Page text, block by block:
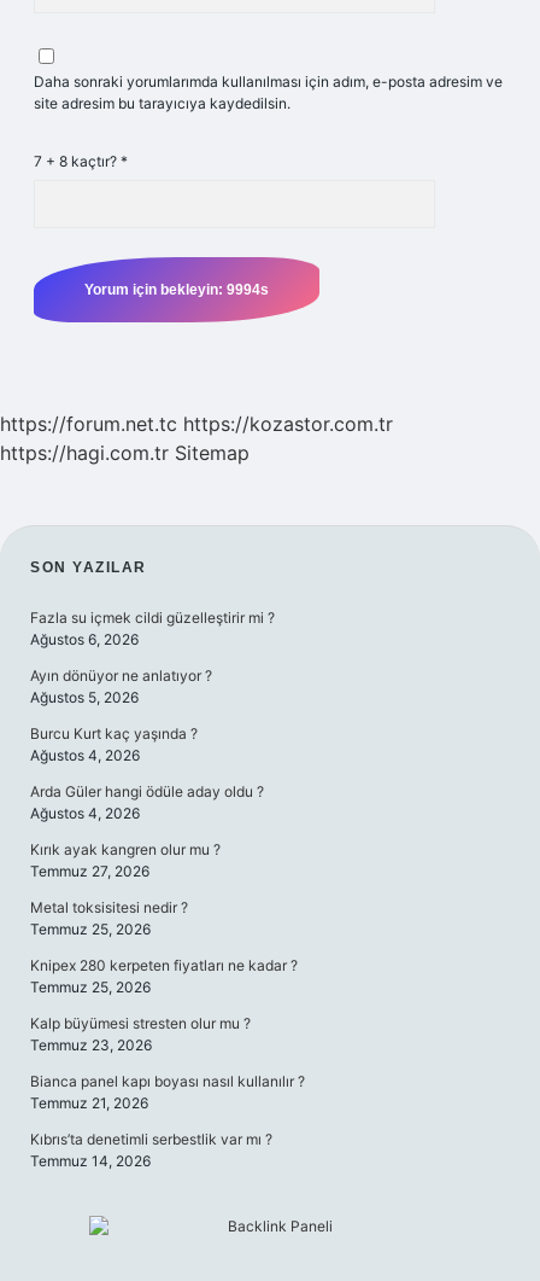
Daha sonraki yorumlarımda kullanılması için adım, e-posta adresim ve
site adresim bu tarayıcıya kaydedilsin.
7 + 8 kaçtır? *
https://forum.net.tc https://kozastor.com.tr
https://hagi.com.tr Sitemap
SIDEBAR
SON YAZILAR
Fazla su içmek cildi güzelleştirir mi ?
Ağustos 6, 2026
Ayın dönüyor ne anlatıyor ?
Ağustos 5, 2026
Burcu Kurt kaç yaşında ?
Ağustos 4, 2026
Arda Güler hangi ödüle aday oldu ?
Ağustos 4, 2026
Kırık ayak kangren olur mu ?
Temmuz 27, 2026
Metal toksisitesi nedir ?
Temmuz 25, 2026
Knipex 280 kerpeten fiyatları ne kadar ?
Temmuz 25, 2026
Kalp büyümesi stresten olur mu ?
Temmuz 23, 2026
Bianca panel kapı boyası nasıl kullanılır ?
Temmuz 21, 2026
Kıbrıs’ta denetimli serbestlik var mı ?
Temmuz 14, 2026